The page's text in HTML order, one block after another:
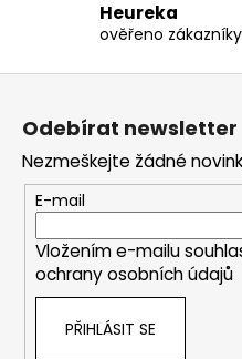
Heureka
ověřeno zákazníky
Odebírat newsletter
Nezmeškejte žádné
E-mail
Vložením e-mailu
ochrany osobních údajů
PŘIHLÁSIT SE